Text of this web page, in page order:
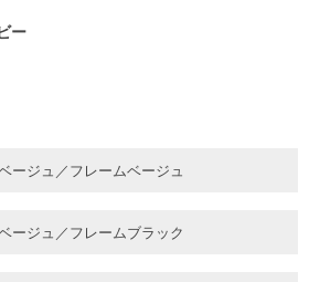
ー
ージュ／フレームベージュ
ージュ／フレームブラック